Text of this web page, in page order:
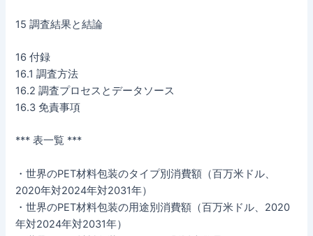
15 調査結果と結論
16 付録
16.1 調査方法
16.2 調査プロセスとデータソース
16.3 免責事項
*** 表一覧 ***
・世界のPET材料包装のタイプ別消費額（百万米ドル、
2020年対2024年対2031年）
・世界のPET材料包装の用途別消費額（百万米ドル、2020
年対2024年対2031年）